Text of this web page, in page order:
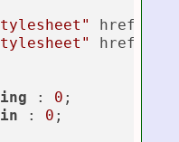
href
href
: 0 ;
: 0 ;